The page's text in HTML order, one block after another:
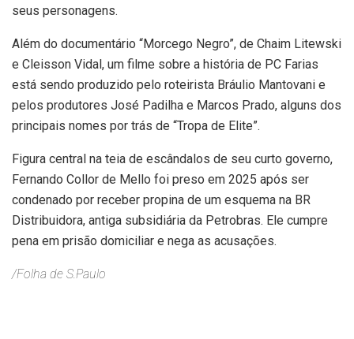
seus personagens.
Além do documentário “Morcego Negro”, de Chaim Litewski
e Cleisson Vidal, um filme sobre a história de PC Farias
está sendo produzido pelo roteirista Bráulio Mantovani e
pelos produtores José Padilha e Marcos Prado, alguns dos
principais nomes por trás de “Tropa de Elite”.
Figura central na teia de escândalos de seu curto governo,
Fernando Collor de Mello foi preso em 2025 após ser
condenado por receber propina de um esquema na BR
Distribuidora, antiga subsidiária da Petrobras. Ele cumpre
pena em prisão domiciliar e nega as acusações.
/Folha de S.Paulo